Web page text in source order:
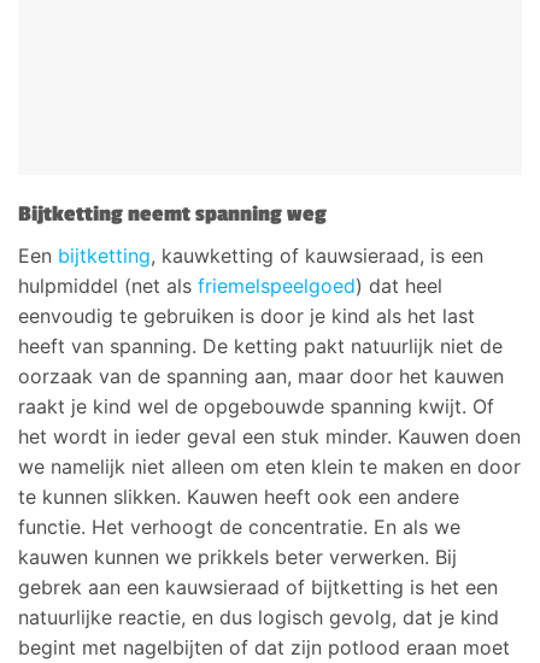
Bijtketting neemt spanning weg
Een bijtketting, kauwketting of kauwsieraad, is een
hulpmiddel (net als friemelspeelgoed) dat heel
eenvoudig te gebruiken is door je kind als het last
heeft van spanning. De ketting pakt natuurlijk niet de
oorzaak van de spanning aan, maar door het kauwen
raakt je kind wel de opgebouwde spanning kwijt. Of
het wordt in ieder geval een stuk minder. Kauwen doen
we namelijk niet alleen om eten klein te maken en door
te kunnen slikken. Kauwen heeft ook een andere
functie. Het verhoogt de concentratie. En als we
kauwen kunnen we prikkels beter verwerken. Bij
gebrek aan een kauwsieraad of bijtketting is het een
natuurlijke reactie, en dus logisch gevolg, dat je kind
begint met nagelbijten of dat zijn potlood eraan moet